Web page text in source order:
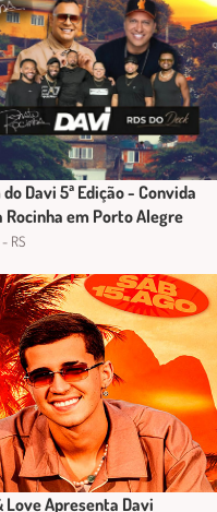
Davi 5ª Edição - Convida
Rocinha em Porto Alegre
RS
Love Apresenta Davi